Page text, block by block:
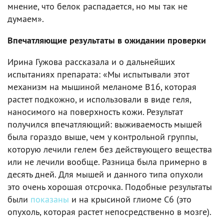
мнение, что белок распадается, но мы так не
думаем».
Впечатляющие результаты в ожидании проверки
Ирина Гужова рассказала и о дальнейших
испытаниях препарата: «Мы испытывали этот
механизм на мышиной меланоме B16, которая
растет подкожно, и использовали в виде геля,
наносимого на поверхность кожи. Результат
получился впечатляющий: выживаемость мышей
была гораздо выше, чем у контрольной группы,
которую лечили гелем без действующего вещества
или не лечили вообще. Разница была примерно в
десять дней. Для мышей и данного типа опухоли
это очень хорошая отсрочка. Подобные результаты
были показаны и на крысиной глиоме C6 (это
опухоль, которая растет непосредственно в мозге).